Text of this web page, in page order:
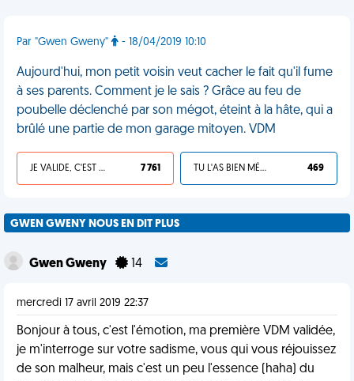
Par "Gwen Gweny" - 18/04/2019 10:10
Aujourd'hui, mon petit voisin veut cacher le fait qu'il fume
à ses parents. Comment je le sais ? Grâce au feu de
poubelle déclenché par son mégot, éteint à la hâte, qui a
brûlé une partie de mon garage mitoyen. VDM
JE VALIDE, C'EST UNE VDM 7 761 TU L'AS BIEN MÉRITÉ 469
GWEN GWENY NOUS EN DIT PLUS
Gwen Gweny 14
mercredi 17 avril 2019 22:37
Bonjour à tous, c'est l'émotion, ma première VDM validée,
je m'interroge sur votre sadisme, vous qui vous réjouissez
de son malheur, mais c'est un peu l'essence (haha) du